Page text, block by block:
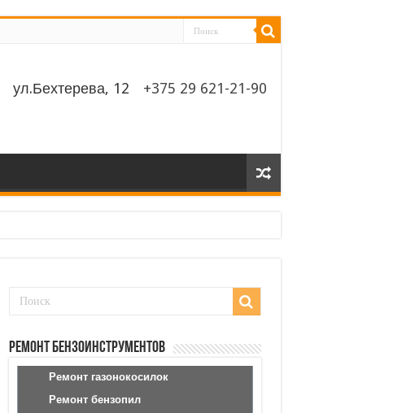
ул.Бехтерева, 12 ‎‎+375 29 621-21-90
Ремонт бензоинструментов
Ремонт газонокосилок
Ремонт бензопил